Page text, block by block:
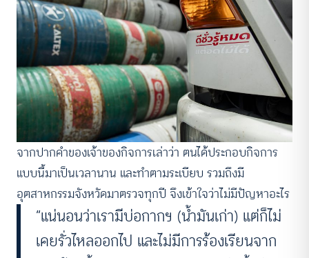
จากปากคำของเจ้าของกิจการเล่าว่า ตนได้ประกอบกิจการ
แบบนี้มาเป็นเวลานาน และทำตามระเบียบ รวมถึงมี
อุตสาหกรรมจังหวัดมาตรวจทุกปี จึงเข้าใจว่าไม่มีปัญหาอะไร
“แน่นอนว่าเรามีบ่อกากฯ (น้ำมันเก่า) แต่ก็ไม่
เคยรั่วไหลออกไป และไม่มีการร้องเรียนจาก